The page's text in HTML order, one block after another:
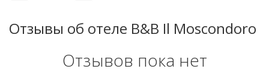
Отзывы об отеле B&B Il Moscondoro
Отзывов пока нет